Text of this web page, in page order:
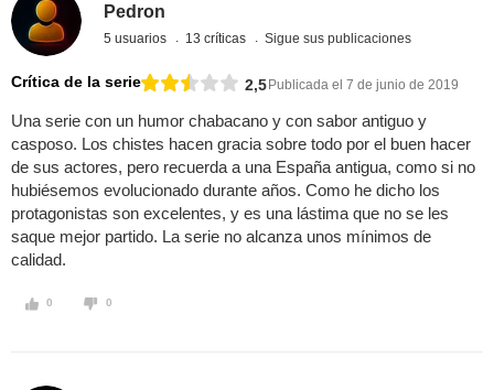
Pedron
5 usuarios 13 críticas Sigue sus publicaciones
Crítica de la serie 2,5Publicada el 7 de junio de 2019
Una serie con un humor chabacano y con sabor antiguo y
casposo. Los chistes hacen gracia sobre todo por el buen hacer
de sus actores, pero recuerda a una España antigua, como si no
hubiésemos evolucionado durante años. Como he dicho los
protagonistas son excelentes, y es una lástima que no se les
saque mejor partido. La serie no alcanza unos mínimos de
calidad.
0 0